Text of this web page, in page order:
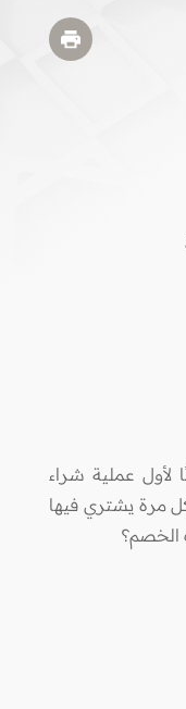
لأول عملية شراء
مرة يشتري فيها
الخصم؟